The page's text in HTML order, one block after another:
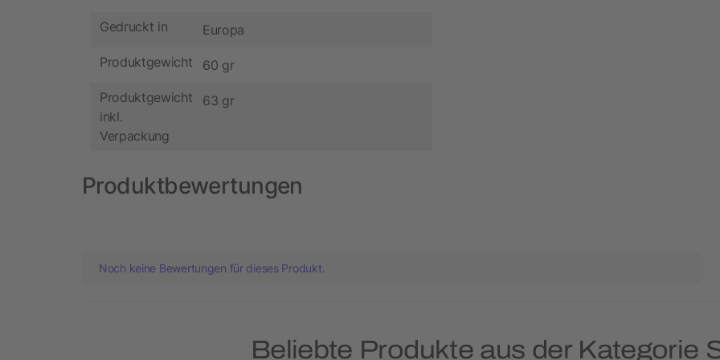
Gedruckt in Europa
Produktgewicht 60 gr
Produktgewicht
inkl.
Verpackung
63 gr
Produktbewertungen
Noch keine Bewertungen für dieses Produkt.
Beliebte Produkte aus der Kategorie